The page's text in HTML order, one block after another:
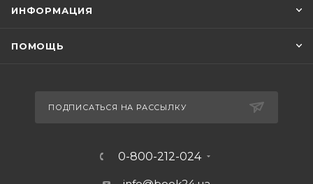
ИНФОРМАЦИЯ
ПОМОЩЬ
ПОДПИСАТЬСЯ НА РАССЫЛКУ
0-800-212-024